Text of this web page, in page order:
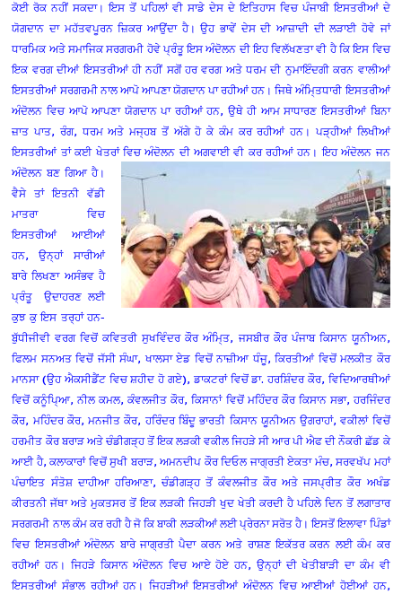
ਕੋਈ ਰੋਕ ਨਹੀਂ ਸਕਦਾ। ਇਸ ਤੋਂ ਪਹਿਲਾਂ ਵੀ ਸਾਡੇ ਦੇਸ ਦੇ ਇਤਿਹਾਸ ਵਿਚ ਪੰਜਾਬੀ ਇਸਤਰੀਆਂ ਦੇ
ਯੋਗਦਾਨ ਦਾ ਮਹੱਤਵਪੂਰਨ ਜ਼ਿਕਰ ਆਉਂਦਾ ਹੈ। ਉਹ ਭਾਵੇਂ ਦੇਸ ਦੀ ਆਜ਼ਾਦੀ ਦੀ ਲੜਾਈ ਹੋਵੇ ਜਾਂ
ਧਾਰਮਿਕ ਅਤੇ ਸਮਾਜਿਕ ਸਰਗਰਮੀ ਹੋਵੇ ਪ੍ਰੰਤੂ ਇਸ ਅੰਦੋਲਨ ਦੀ ਇਹ ਵਿਲੱਖਣਤਾ ਵੀ ਹੈ ਕਿ ਇਸ ਵਿਚ
ਇਕ ਵਰਗ ਦੀਆਂ ਇਸਤਰੀਆਂ ਹੀ ਨਹੀਂ ਸਗੋਂ ਹਰ ਵਰਗ ਅਤੇ ਧਰਮ ਦੀ ਨੁਮਾਇੰਦਗੀ ਕਰਨ ਵਾਲੀਆਂ
ਇਸਤਰੀਆਂ ਸਰਗਰਮੀ ਨਾਲ ਆਪੋ ਆਪਣਾ ਯੋਗਦਾਨ ਪਾ ਰਹੀਆਂ ਹਨ। ਜਿਥੇ ਅੰਮਿ੍ਤਧਾਰੀ ਇਸਤਰੀਆਂ
ਅੰਦੋਲਨ ਵਿਚ ਆਪੋ ਆਪਣਾ ਯੋਗਦਾਨ ਪਾ ਰਹੀਆਂ ਹਨ, ਉਥੇ ਹੀ ਆਮ ਸਾਧਾਰਣ ਇਸਤਰੀਆਂ ਬਿਨਾ
ਜ਼ਾਤ ਪਾਤ, ਰੰਗ, ਧਰਮ ਅਤੇ ਮਜ੍ਹਬ ਤੋਂ ਅੱਗੇ ਹੋ ਕੇ ਕੰਮ ਕਰ ਰਹੀਆਂ ਹਨ। ਪੜ੍ਹੀਆਂ ਲਿਖੀਆਂ
ਇਸਤਰੀਆਂ ਤਾਂ ਕਈ ਖੇਤਰਾਂ ਵਿਚ ਅੰਦੋਲਨ ਦੀ ਅਗਵਾਈ ਵੀ ਕਰ ਰਹੀਆਂ ਹਨ। ਇਹ ਅੰਦੋਲਨ ਜਨ
ਅੰਦੋਲਨ ਬਣ ਗਿਆ ਹੈ।
ਵੈਸੇ ਤਾਂ ਇਤਨੀ ਵੱਡੀ
ਮਾਤਰਾ ਵਿਚ
ਇਸਤਰੀਆਂ ਆਈਆਂ
ਹਨ, ਉਨ੍ਹਾਂ ਸਾਰੀਆਂ
ਬਾਰੇ ਲਿਖਣਾ ਅਸੰਭਵ ਹੈ
ਪ੍ਰੰਤੂ
ਉਦਾਹਰਣ ਲਈ
ਕੁਝ ਕੁ ਇਸ ਤਰ੍ਹਾਂ ਹਨ-
ਬੁੱਧੀਜੀਵੀ ਵਰਗ ਵਿਚੋਂ ਕਵਿਤਰੀ ਸੁਖਵਿੰਦਰ ਕੌਰ ਅੰਮਿ੍ਤ, ਜਸਬੀਰ ਕੌਰ ਪੰਜਾਬ ਕਿਸਾਨ ਯੂਨੀਅਨ,
ਫਿਲਮ ਸਨਅਤ ਵਿਚੋਂ ਜੱਸੀ ਸੰਘਾ, ਖਾਲਸਾ ਏਡ ਵਿਚੋਂ ਨਾਜ਼ੀਆ ਧੰਜੂ, ਕਿਰਤੀਆਂ ਵਿਚੋਂ ਮਲਕੀਤ ਕੌਰ
ਮਾਨਸਾ (ਉਹ ਐਕਸੀਡੈਂਟ ਵਿਚ ਸ਼ਹੀਦ ਹੋ ਗਏ), ਡਾਕਟਰਾਂ ਵਿਚੋਂ ਡਾ. ਹਰਸ਼ਿੰਦਰ ਕੌਰ, ਵਿਦਿਆਰਥੀਆਂ
ਵਿਚੋਂ ਕਨੂੰਪਿ੍ਆ, ਨੀਲ ਕਮਲ, ਕੰਵਲਜੀਤ ਕੌਰ, ਕਿਸਾਨਾਂ ਵਿਚੋਂ ਮਹਿੰਦਰ ਕੌਰ ਕਿਸਾਨ ਸਭਾ, ਹਰਜਿੰਦਰ
ਕੌਰ, ਮਹਿੰਦਰ ਕੌਰ, ਮਨਜੀਤ ਕੌਰ, ਹਰਿੰਦਰ ਬਿੰਦੂ ਭਾਰਤੀ ਕਿਸਾਨ ਯੂਨੀਅਨ ਉਗਰਾਹਾਂ, ਵਕੀਲਾਂ ਵਿਚੋਂ
ਹਰਮੀਤ ਕੌਰ ਬਰਾੜ ਅਤੇ ਚੰਡੀਗੜ੍ਹ ਤੋਂ ਇਕ ਲੜਕੀ ਵਕੀਲ ਜਿਹੜੇ ਸੀ ਆਰ ਪੀ ਐਫ ਦੀ ਨੌਕਰੀ ਛੱਡ ਕੇ
ਆਈ ਹੈ, ਕਲਾਕਾਰਾਂ ਵਿਚੋਂ ਸੁਖੀ ਬਰਾੜ, ਅਮਨਦੀਪ ਕੌਰ ਦਿਓਲ ਜਾਗ੍ਰਤੀ ਏਕਤਾ ਮੰਚ, ਸਰਵਖੱਪ ਮਹਾਂ
ਪੰਚਾਇਤ ਸੰਤੋਸ਼ ਦਾਹੀਆ ਹਰਿਆਣਾ, ਚੰਡੀਗੜ੍ਹ ਤੋਂ ਕੰਵਲਜੀਤ ਕੌਰ ਅਤੇ ਜਸਪ੍ਰੀਤ ਕੌਰ ਅਖੰਡ
ਕੀਰਤਨੀ ਜੱਥਾ ਅਤੇ ਮੁਕਤਸਰ ਤੋਂ ਇਕ ਲੜਕੀ ਜਿਹੜੀ ਖੁਦ ਖੇਤੀ ਕਰਦੀ ਹੈ ਪਹਿਲੇ ਦਿਨ ਤੋਂ ਲਗਾਤਾਰ
ਸਰਗਰਮੀ ਨਾਲ ਕੰਮ ਕਰ ਰਹੀ ਹੈ ਜੋ ਕਿ ਬਾਕੀ ਲੜਕੀਆਂ ਲਈ ਪ੍ਰੇਰਨਾ ਸਰੋਤ ਹੈ। ਇਸਤੋਂ ਇਲਾਵਾ ਪਿੰਡਾਂ
ਵਿਚ ਇਸਤਰੀਆਂ ਅੰਦੋਲਨ ਬਾਰੇ ਜਾਗ੍ਰਤੀ ਪੈਦਾ ਕਰਨ ਅਤੇ ਰਾਸ਼ਣ ਇਕੱਤਰ ਕਰਨ ਲਈ ਕੰਮ ਕਰ
ਰਹੀਆਂ ਹਨ। ਜਿਹੜੇ ਕਿਸਾਨ ਅੰਦੋਲਨ ਵਿਚ ਆਏ ਹੋਏ ਹਨ, ਉਨ੍ਹਾਂ ਦੀ ਖੇਤੀਬਾੜੀ ਦਾ ਕੰਮ ਵੀ
ਇਸਤਰੀਆਂ ਸੰਭਾਲ ਰਹੀਆਂ ਹਨ। ਜਿਹੜੀਆਂ ਇਸਤਰੀਆਂ ਅੰਦੋਲਨ ਵਿਚ ਆਈਆਂ ਹੋਈਆਂ ਹਨ,